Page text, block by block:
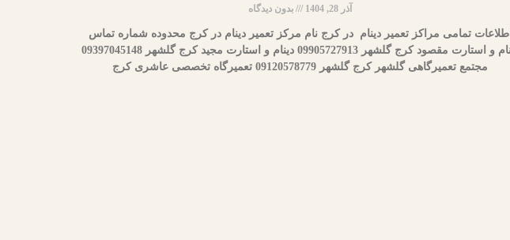
آذر 28, 1404 بدون دیدگاه
اطلاعات تمامی مراکز تعمیر دینام در کرج نام مرکز تعمیر دینام در کرج محدوده شماره تماس
دینام و استارت مقصود کرج گلشهر 09905727913 دینام و استارت مجید کرج گلشهر 09397045148
مجتمع تعمیرگاهی گلشهر کرج گلشهر 09120578779 تعمیرگاه تخصصی عاشری کرج